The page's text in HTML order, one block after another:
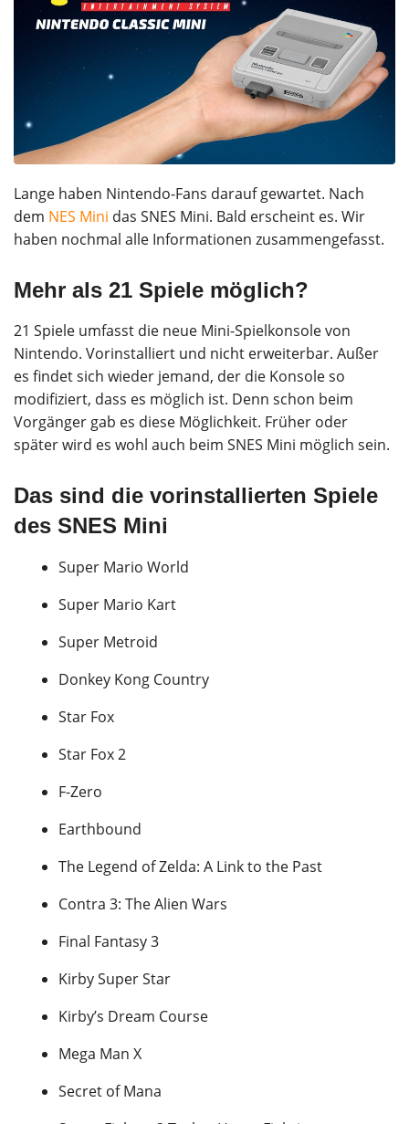
Lange haben Nintendo-Fans darauf gewartet. Nach
dem NES Mini das SNES Mini. Bald erscheint es. Wir
haben nochmal alle Informationen zusammengefasst.
Mehr als 21 Spiele möglich?
21 Spiele umfasst die neue Mini-Spielkonsole von
Nintendo. Vorinstalliert und nicht erweiterbar. Außer
es findet sich wieder jemand, der die Konsole so
modifiziert, dass es möglich ist. Denn schon beim
Vorgänger gab es diese Möglichkeit. Früher oder
später wird es wohl auch beim SNES Mini möglich sein.
Das sind die vorinstallierten Spiele
des SNES Mini
Super Mario World
Super Mario Kart
Super Metroid
Donkey Kong Country
Star Fox
Star Fox 2
F-Zero
Earthbound
The Legend of Zelda: A Link to the Past
Contra 3: The Alien Wars
Final Fantasy 3
Kirby Super Star
Kirby’s Dream Course
Mega Man X
Secret of Mana